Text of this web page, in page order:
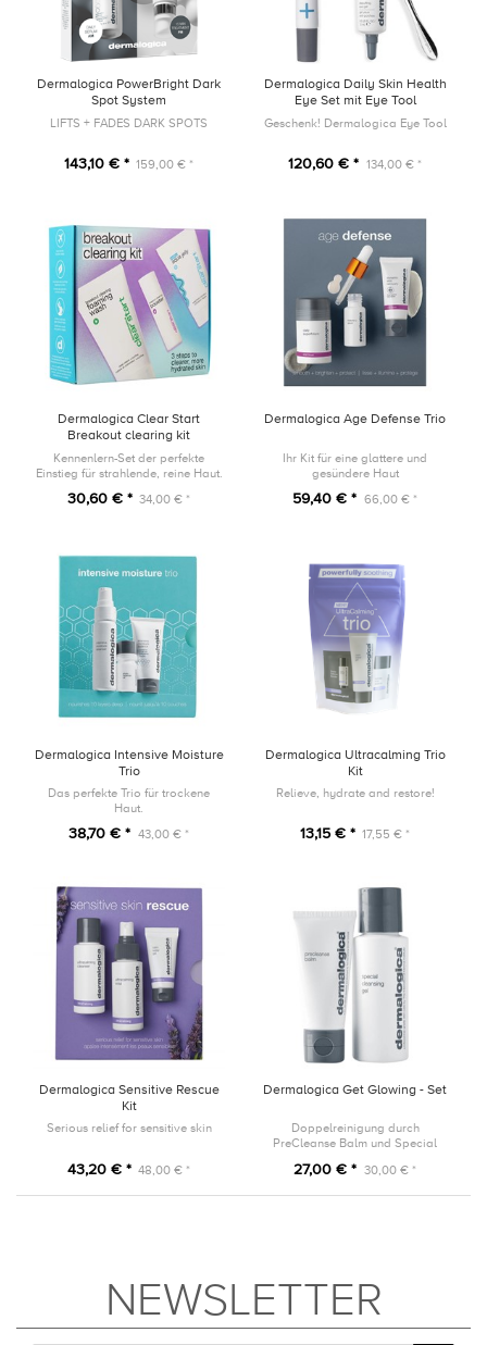
Dermalogica PowerBright Dark
Spot System
LIFTS + FADES DARK SPOTS
143,10 € * 159,00 € *
Dermalogica Daily Skin Health
Eye Set mit Eye Tool
Geschenk! Dermalogica Eye Tool
120,60 € * 134,00 € *
Dermalogica Clear Start
Breakout clearing kit
Kennenlern-Set der perfekte
Einstieg für strahlende, reine Haut.
30,60 € * 34,00 € *
Dermalogica Age Defense Trio
Ihr Kit für eine glattere und
gesündere Haut
59,40 € * 66,00 € *
Dermalogica Intensive Moisture
Trio
Das perfekte Trio für trockene
Haut.
38,70 € * 43,00 € *
Dermalogica Ultracalming Trio
Kit
Relieve, hydrate and restore!
13,15 € * 17,55 € *
Dermalogica Sensitive Rescue
Kit
Serious relief for sensitive skin
43,20 € * 48,00 € *
Dermalogica Get Glowing - Set
Doppelreinigung durch
PreCleanse Balm und Special
27,00 € * 30,00 € *
NEWSLETTER